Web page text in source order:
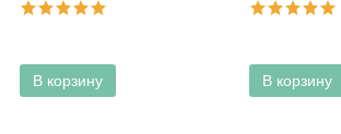
В корзину В корзину